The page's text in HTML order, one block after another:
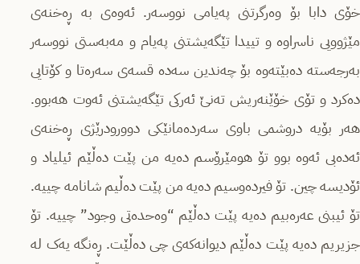
خۆی دابا بۆ وەرگرتنی پەیامی نووسەر. ئەوەی بە ڕەخنەی
مێژوویی ناسراوە و تییدا تێگەیشتنی پەیام و مەبەستی نووسەر
بەرجەستە دەبێتەوە بۆ چەندین سەدە قسەی سەرەتا و کۆتایی
دەکرد و تۆی خۆێنەریش تەنێ ئەرکی تێگەیشتنی ئەوت هەبوو.
هەر بۆیە دروشمی باوی سەردەمانێکی دوورودرێژی ڕەخنەی
ئەدەبی ئەوە بوو تۆ هومێرۆسم دەیە من پێت دەڵێم ئیلیاد و
ئۆدیسە چین. تۆ فیردەوسیم دەیە من پێت دەڵیم شانامە چییە.
تۆ ئیبنی عەرەبیم دەیە پێت دەڵێم “وەحدەتی وجود” چییە. تۆ
جزیریم دەیە پێت دەڵێم دیوانەکەی چی دەڵێت. ڕەنگە یەک لە